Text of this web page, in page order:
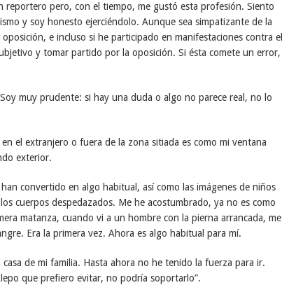
reportero pero, con el tiempo, me gustó esta profesión. Siento
y soy honesto ejerciéndolo. Aunque sea simpatizante de la
e incluso si he participado en manifestaciones contra el
y tomar partido por la oposición. Si ésta comete un error,
muy prudente: si hay una duda o algo no parece real, no lo
el extranjero o fuera de la zona sitiada es como mi ventana
exterior.
convertido en algo habitual, así como las imágenes de niños
cuerpos despedazados. Me he acostumbrado, ya no es como
matanza, cuando vi a un hombre con la pierna arrancada, me
Era la primera vez. Ahora es algo habitual para mí.
de mi familia. Hasta ahora no he tenido la fuerza para ir.
que prefiero evitar, no podría soportarlo”.